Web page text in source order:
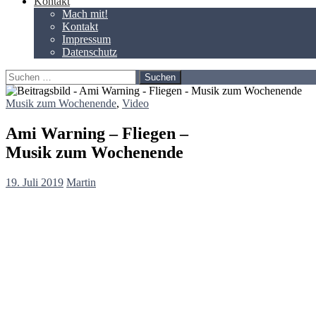
Mach mit!
Kontakt
Impressum
Datenschutz
Suchen
nach:
Musik zum Wochenende, Video
Ami Warning – Fliegen –
Musik zum Wochenende
19. Juli 2019 Martin